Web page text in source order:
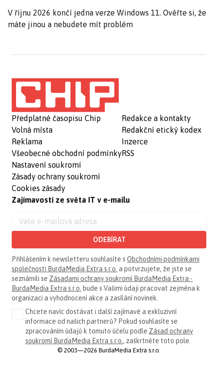
V říjnu 2026 končí jedna verze Windows 11. Ověřte si, že
máte jinou a nebudete mít problém
Předplatné časopisu Chip
Volná místa
Reklama
Všeobecné obchodní podmínky
Nastavení soukromí
Zásady ochrany soukromí
Cookies zásady
Redakce a kontakty
Redakční etický kodex
Inzerce
RSS
Zajímavosti ze světa IT v e-mailu
ODEBÍRAT
Přihlášením k newsletteru souhlasíte s Obchodními podmínkami
společnosti BurdaMedia Extra s.r.o. a potvrzujete, že jste se
seznámili se Zásadami ochrany soukromí BurdaMedia Extra -
BurdaMedia Extra s.r.o. bude s Vašimi údaji pracovat zejména k
organizaci a vyhodnocení akce a zasílání novinek.
Chcete navíc dostávat i další zajímavé a exkluzivní
informace od našich partnerů? Pokud souhlasíte se
zpracováním údajů k tomuto účelu podle Zásad ochrany
soukromí BurdaMedia Extra s.r.o. , zaškrtněte toto pole.
© 2003—2026 BurdaMedia Extra s.r.o.